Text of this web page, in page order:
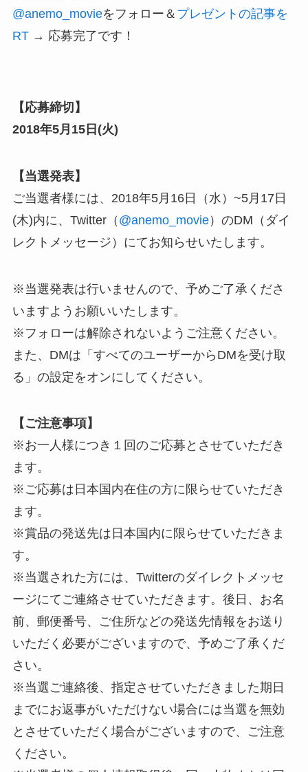
@anemo_movieをフォロー ＆ プレゼントの記事を
RT→ 応募完了です！
【応募締切】
2018年5月15日(火)
【当選発表】
ご当選者様には、2018年5月16日（水）~5月17日
(木)内に、Twitter（ @anemo_movie）のDM（ダイ
レクトメッセージ）にてお知らせいたします。
※当選発表は行いませんので、予めご了承くださ
いますようお願いいたします。
※フォローは解除されないようご注意ください。
また、DMは「すべてのユーザーからDMを受け取
る」の設定をオンにしてください。
【ご注意事項】
※お一人様につき１回のご応募とさせていただき
ます。
※ご応募は日本国内在住の方に限らせていただき
ます。
※賞品の発送先は日本国内に限らせていただきま
す。
※当選された方には、Twitterのダイレクトメッセ
ージにてご連絡させていただきます。後日、お名
前、郵便番号、ご住所などの発送先情報をお送り
いただく必要がございますので、予めご了承くだ
さい。
※当選ご連絡後、指定させていただきました期日
までにお返事がいただけない場合には当選を無効
とさせていただく場合がございますので、ご注意
ください。